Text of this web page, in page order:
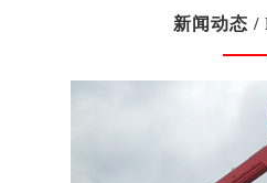
新闻动态 /